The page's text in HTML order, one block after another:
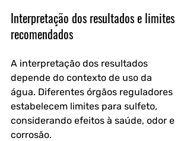
Interpretação dos resultados e limites
recomendados
A interpretação dos resultados
depende do contexto de uso da
água. Diferentes órgãos reguladores
estabelecem limites para sulfeto,
considerando efeitos à saúde, odor e
corrosão.